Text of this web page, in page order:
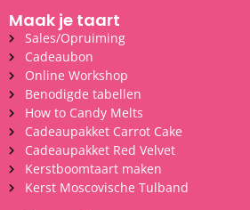
Maak je taart
Sales/Opruiming
Cadeaubon
Online Workshop
Benodigde tabellen
How to Candy Melts
Cadeaupakket Carrot Cake
Cadeaupakket Red Velvet
Kerstboomtaart maken
Kerst Moscovische Tulband